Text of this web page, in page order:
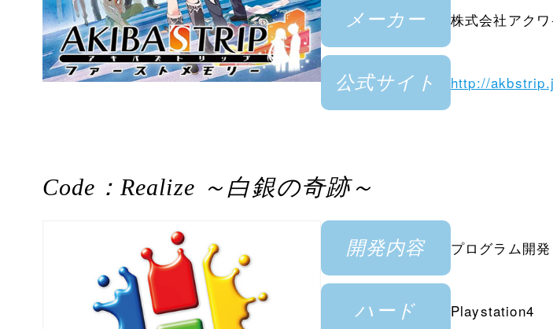
メーカー 株式会社アク
公式サイト http://
Code：Realize ～白銀の奇跡～
開発内容 プログラム開発
ハード Playstation4